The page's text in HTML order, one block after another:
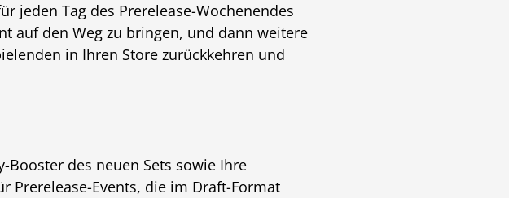
jeden Tag des Prerelease-Wochenendes
auf den Weg zu bringen, und dann weitere
in Ihren Store zurückkehren und
Booster des neuen Sets sowie Ihre
Prerelease-Events, die im Draft-Format